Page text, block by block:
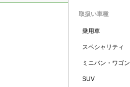
取扱い車種
乗用車
スペシャリティ
ミニバン・ワゴン
SUV